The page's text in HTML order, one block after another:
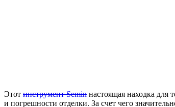
Этот инструмент Semin настоящая находка для
и погрешности отделки. За счет чего